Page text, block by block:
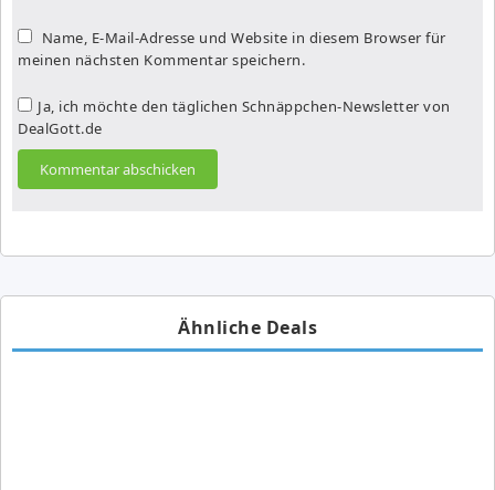
Name, E-Mail-Adresse und Website in diesem Browser für
meinen nächsten Kommentar speichern.
Ja, ich möchte den täglichen Schnäppchen-Newsletter von
DealGott.de
Ähnliche Deals